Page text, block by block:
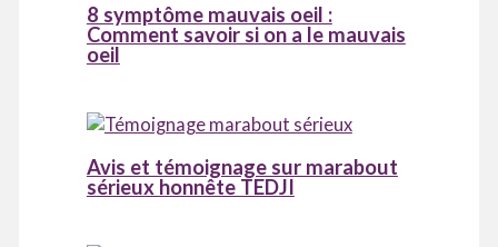
8 symptôme mauvais oeil :
Comment savoir si on a le mauvais
oeil
Avis et témoignage sur marabout
sérieux honnête TEDJI